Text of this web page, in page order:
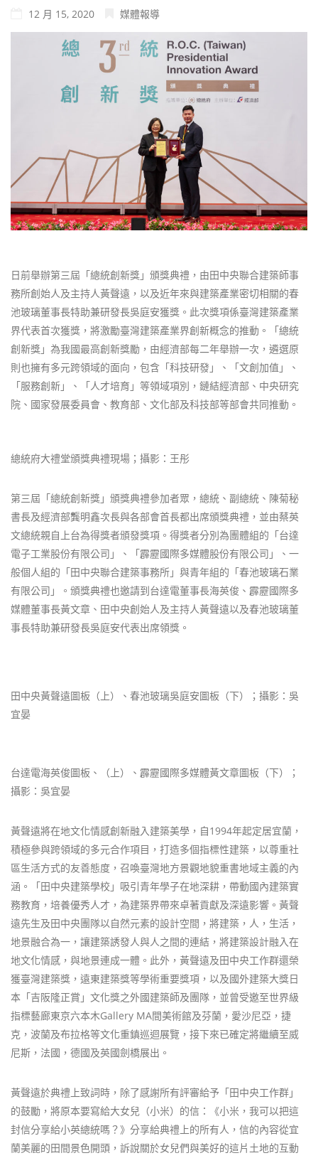
12 月 15, 2020 媒體報導
日前舉辦第三屆「總統創新獎」頒獎典禮，由田中央聯合建築師事
務所創始人及主持人黃聲遠，以及近年來與建築產業密切相關的春
池玻璃董事長特助兼研發長吳庭安獲獎。此次獎項係臺灣建築產業
界代表首次獲獎，將激勵臺灣建築產業界創新概念的推動。「總統
創新獎」為我國最高創新獎勵，由經濟部每二年舉辦一次，遴選原
則也擁有多元跨領域的面向，包含「科技研發」、「文創加值」、
「服務創新」、「人才培育」等領域項別，鏈結經濟部、中央研究
院、國家發展委員會、教育部、文化部及科技部等部會共同推動。
總統府大禮堂頒獎典禮現場；攝影：王彤
第三屆「總統創新獎」頒獎典禮參加者眾，總統、副總統、陳菊秘
書長及經濟部龔明鑫次長與各部會首長都出席頒獎典禮，並由蔡英
文總統親自上台為得獎者頒發獎項。得獎者分別為團體組的「台達
電子工業股份有限公司」、「霹靂國際多媒體股份有限公司」、一
般個人組的「田中央聯合建築事務所」與青年組的「春池玻璃石業
有限公司」。頒獎典禮也邀請到台達電董事長海英俊、霹靂國際多
媒體董事長黃文章、田中央創始人及主持人黃聲遠以及春池玻璃董
事長特助兼研發長吳庭安代表出席領獎。
田中央黃聲遠圖板（上）、春池玻璃吳庭安圖板（下）；攝影：吳
宜晏
台達電海英俊圖板、（上）、霹靂國際多媒體黃文章圖板（下）；
攝影：吳宜晏
黃聲遠將在地文化情感創新融入建築美學，自1994年起定居宜蘭，
積極參與跨領域的多元合作項目，打造多個指標性建築，以尊重社
區生活方式的友善態度，召喚臺灣地方景觀地貌重書地域主義的內
涵。「田中央建築學校」吸引青年學子在地深耕，帶動國內建築實
務教育，培養優秀人才，為建築界帶來卓著貢獻及深遠影響。黃聲
遠先生及田中央團隊以自然元素的設計空間，將建築，人，生活，
地景融合為一，讓建築誘發人與人之間的連結，將建築設計融入在
地文化情感，與地景連成一體。此外，黃聲遠及田中央工作群還榮
獲臺灣建築獎，遠東建築獎等學術重要獎項，以及國外建築大獎日
本「吉阪隆正賞」文化獎之外國建築師及團隊，並曾受邀至世界級
指標藝廊東京六本木Gallery MA間美術館及芬蘭，愛沙尼亞，捷
克，波蘭及布拉格等文化重鎮巡迴展覽，接下來已確定將繼續至威
尼斯，法國，德國及英國劍橋展出。
黃聲遠於典禮上致詞時，除了感謝所有評審給予「田中央工作群」
的鼓勵，將原本要寫給大女兒（小米）的信：《小米，我可以把這
封信分享給小英總統嗎？》分享給典禮上的所有人，信的內容從宜
蘭美麗的田間景色開頭，訴說關於女兒們與美好的這片土地的互動